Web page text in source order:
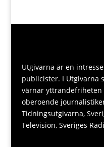
Utgivarna är en
publicister. I Utgivarna
värnar yttrandefriheten
oberoende
Tidningsutgivarna,
Television, Sveriges